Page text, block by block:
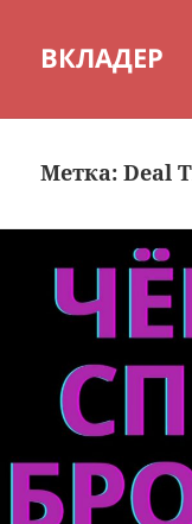
ВКЛАДЕР
Метка:Deal